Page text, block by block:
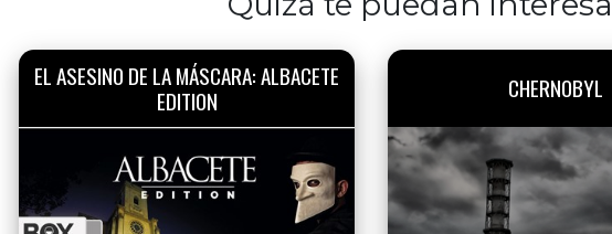
EL ASESINO DE LA MÁSCARA: ALBACETE
EDITION CHERNOBYL